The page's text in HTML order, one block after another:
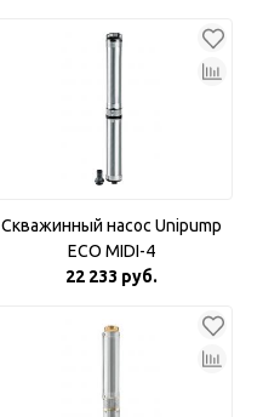
Скважинный насос Unipump
ECO MIDI-4
22 233 руб.